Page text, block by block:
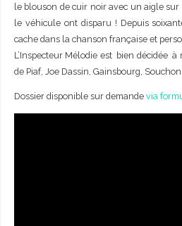
le blouson de cuir noir avec un aigle
le véhicule ont disparu ! Depuis
cache dans la chanson française et
L’Inspecteur Mélodie est bien décidée à
de Piaf, Joe Dassin, Gainsbourg,
Dossier disponible sur demande via